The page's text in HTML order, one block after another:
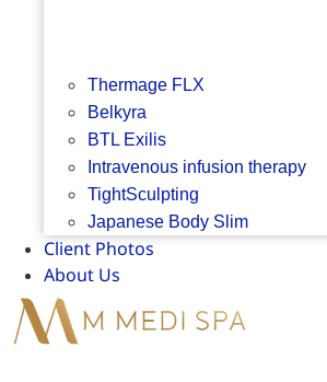
Thermage FLX
Belkyra
BTL Exilis
Intravenous infusion therapy
TightSculpting
Japanese Body Slim
Client Photos
About Us